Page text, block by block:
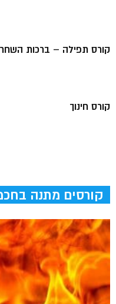
קורס תפילה – ברכות השחר
קורס חינוך
קורסים מתנה